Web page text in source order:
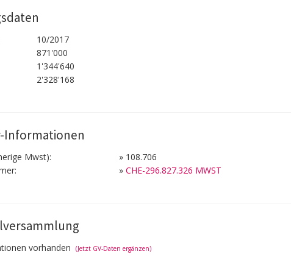
10/2017
871'000
1'344'640
2'328'168
Informationen
Mwst): » 108.706
» CHE-296.827.326 MWST
vorhanden (Jetzt GV-Daten ergänzen)